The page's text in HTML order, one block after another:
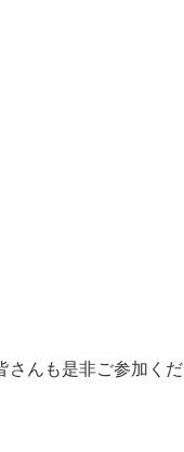
さんも是非ご参加くだ